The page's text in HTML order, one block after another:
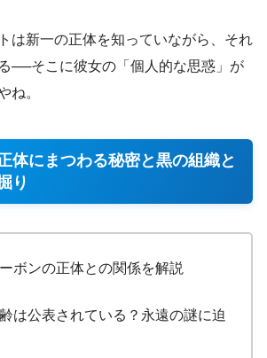
は新一の正体を知っていながら、それ
──そこに彼女の「個人的な思惑」が
ね。
体にまつわる秘密と黒の組織と
り
ボンの正体との関係を解説
は公表されている？永遠の謎に迫